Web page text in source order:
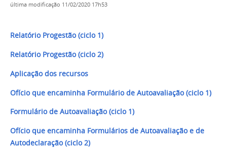
última modificação 11/02/2020 17h53
Relatório Progestão (ciclo 1)
Relatório Progestão (ciclo 2)
Aplicação dos recursos
Ofício que encaminha Formulário de Autoavaliação (ciclo 1)
Formulário de Autoavaliação (ciclo 1)
Ofício que encaminha Formulários de Autoavaliação e de
Autodeclaração (ciclo 2)